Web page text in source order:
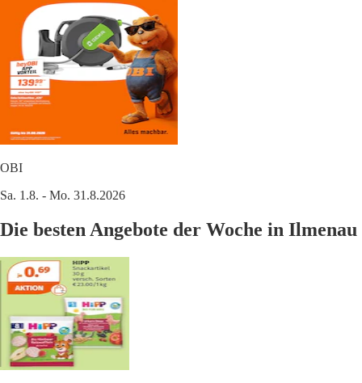
OBI
Sa. 1.8. - Mo. 31.8.2026
Die besten Angebote der Woche in Ilmenau